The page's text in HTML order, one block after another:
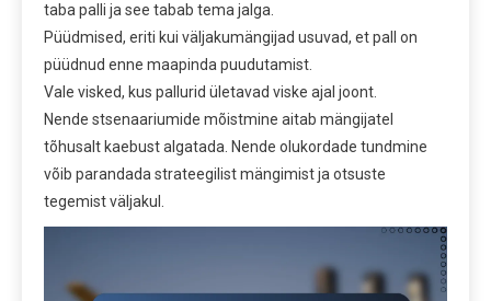
taba palli ja see tabab tema jalga.
Püüdmised, eriti kui väljakumängijad usuvad, et pall on
püüdnud enne maapinda puudutamist.
Vale visked, kus pallurid ületavad viske ajal joont.
Nende stsenaariumide mõistmine aitab mängijatel
tõhusalt kaebust algatada. Nende olukordade tundmine
võib parandada strateegilist mängimist ja otsuste
tegemist väljakul.